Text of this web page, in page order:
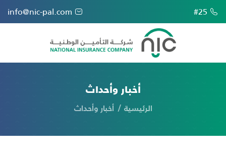
#25
info@nic-pal.com
أخبار وأحداث
الرئيسية أخبار وأحداث